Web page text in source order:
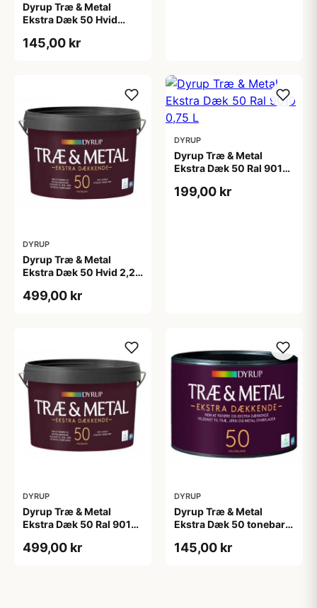
Dyrup Træ & Metal
Ekstra Dæk 50 Hvid
145,00 kr
DYRUP
Dyrup Træ & Metal
Ekstra Dæk 50 Hvid 2,25
499,00 kr
DYRUP
Dyrup Træ & Metal
Ekstra Dæk 50 Ral 9010
199,00 kr
DYRUP
Dyrup Træ & Metal
Ekstra Dæk 50 Ral 9010
499,00 kr
DYRUP
Dyrup Træ & Metal
Ekstra Dæk 50 tonebar
145,00 kr